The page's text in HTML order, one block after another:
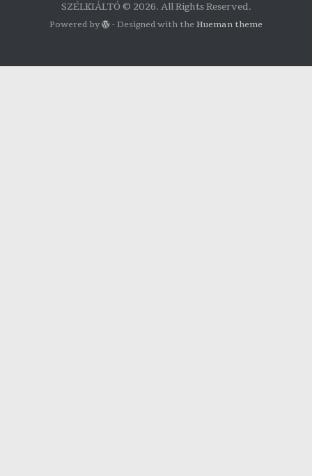
Szepesi Attila: Sanzon 1952
SZÉLKIÁLTÓ © 2026. All Rights Reserved.
Powered by - Designed with the Hueman theme